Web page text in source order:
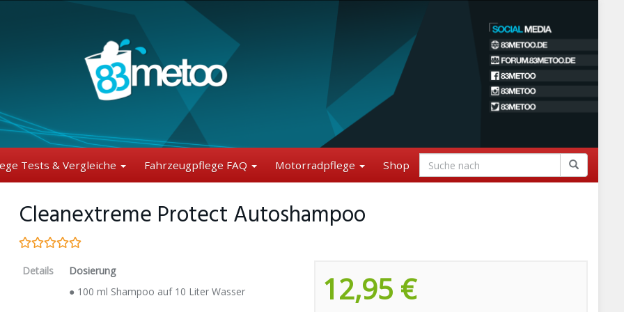
Tests & Vergleiche Fahrzeugpflege FAQ Motorradpflege Shop
Cleanextreme Protect Autoshampoo
12,95 €
Details
Dosierung
● 100 ml Shampoo auf 10 Liter Wasser